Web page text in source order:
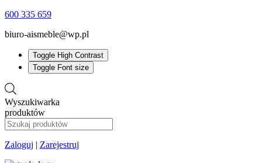
600 335 659
biuro-aismeble@wp.pl
Toggle High Contrast
Toggle Font size
Wyszukiwarka
produktów
Zaloguj | Zarejestruj